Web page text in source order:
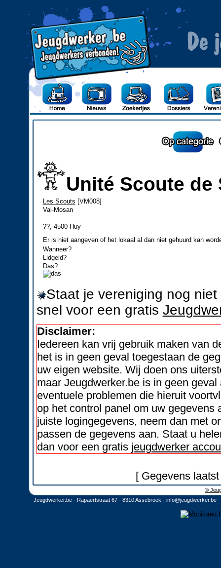
Unité Scoute de
Les Scouts [VM008]
Val-Mosan
??, 4500 Huy
Er is niet aangeven of het lokaal al dan niet gehuurd kan
Wanneer?
Lidgeld?
Das?
Staat je vereniging nog
snel voor een gratis
Disclaimer:
Iedereen kan vrij gebruik maken van
het is in geen geval toegestaan de
uw eigen website. Wij doen ons
maar Jeugdwerker.be is in geen
eventuele problemen die hieruit
op het control panel om uw
juiste logingegevens, neem dan met
passen de gegevens aan. Staat u
dan voor een gratis jeugdwerker
[ Gegevens
©
Jeugdwerker.be - Rapaertstraat 67 - 8310 Assebroek - info@jeugdwerker.be